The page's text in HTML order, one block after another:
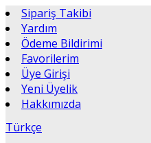
Sipariş Takibi
Yardım
Ödeme Bildirimi
Favorilerim
Üye Girişi
Yeni Üyelik
Hakkımızda
Türkçe